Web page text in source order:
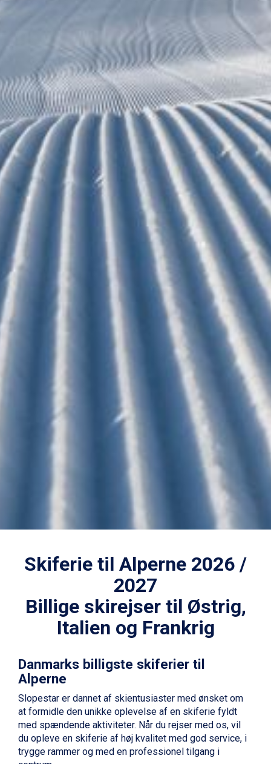
Skiferie til Alperne 2026 /
2027
Billige skirejser til Østrig,
Italien og Frankrig
Danmarks billigste skiferier til
Alperne
Slopestar er dannet af skientusiaster med ønsket om
at formidle den unikke oplevelse af en skiferie fyldt
med spændende aktiviteter. Når du rejser med os, vil
du opleve en skiferie af høj kvalitet med god service, i
trygge rammer og med en professionel tilgang i